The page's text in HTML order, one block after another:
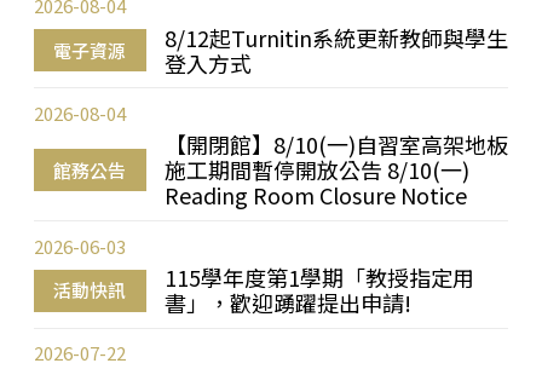
電子資源
8/12起Turnitin系統更新教師與學生
登入方式
2026-08-04
館務公告
【開閉館】8/10(一)自習室高架地板
施工期間暫停開放公告 8/10(一)
Reading Room Closure Notice
2026-08-04
活動快訊
115學年度第1學期「教授指定用
書」，歡迎踴躍提出申請!
2026-06-03
2026-07-22